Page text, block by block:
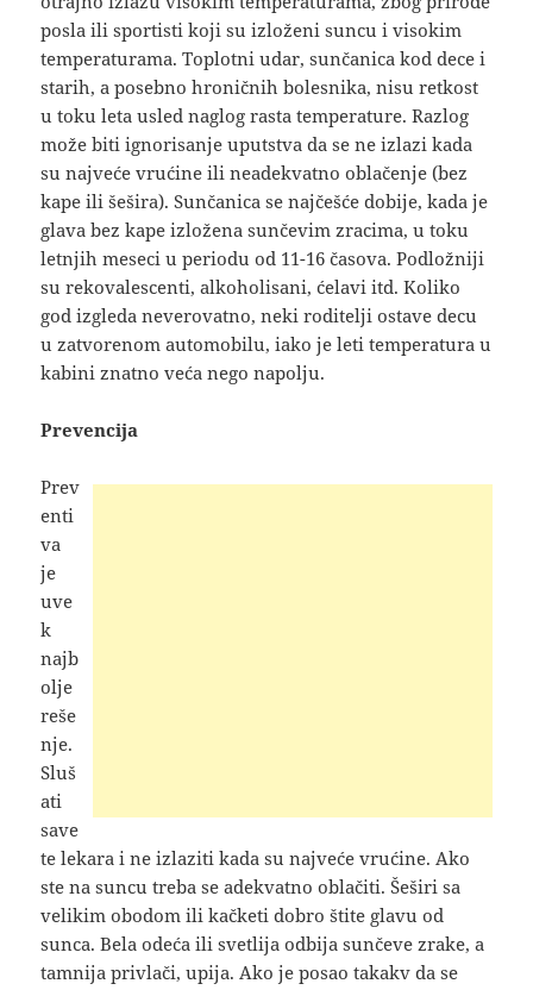
posla ili sportisti koji su izloženi suncu i visokim
temperaturama. Toplotni udar, sunčanica kod dece i
starih, a posebno hroničnih bolesnika, nisu retkost
u toku leta usled naglog rasta temperature. Razlog
može biti ignorisanje uputstva da se ne izlazi kada
su najveće vrućine ili neadekvatno oblačenje (bez
kape ili šešira). Sunčanica se najčešće dobije, kada je
glava bez kape izložena sunčevim zracima, u toku
letnjih meseci u periodu od 11-16 časova. Podložniji
su rekovalescenti, alkoholisani, ćelavi itd. Koliko
god izgleda neverovatno, neki roditelji ostave decu
u zatvorenom automobilu, iako je leti temperatura u
kabini znatno veća nego napolju.
Prevencija
Prev
enti
va
je
uve
k
najb
olje
reše
nje.
Sluš
ati
save
te lekara i ne izlaziti kada su najveće vrućine. Ako
ste na suncu treba se adekvatno oblačiti. Šeširi sa
velikim obodom ili kačketi dobro štite glavu od
sunca. Bela odeća ili svetlija odbija sunčeve zrake, a
tamnija privlači, upija. Ako je posao takakv da se